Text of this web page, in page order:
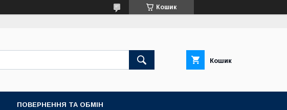
Кошик
Кошик
ПОВЕРНЕННЯ ТА ОБМІН